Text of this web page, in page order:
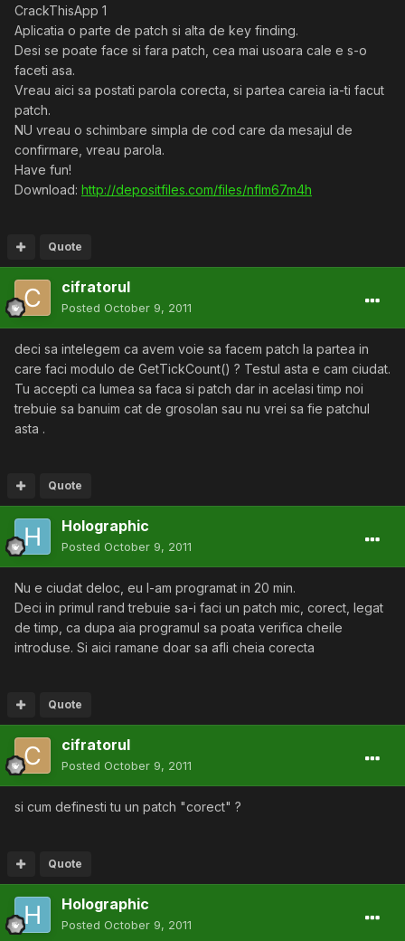
CrackThisApp 1
Aplicatia o parte de patch si alta de key finding.
Desi se poate face si fara patch, cea mai usoara cale e s-o
faceti asa.
Vreau aici sa postati parola corecta, si partea careia ia-ti facut
patch.
NU vreau o schimbare simpla de cod care da mesajul de
confirmare, vreau parola.
Have fun!
Download: http://depositfiles.com/files/nflm67m4h
Quote
cifratorul
Posted October 9, 2011
deci sa intelegem ca avem voie sa facem patch la partea in
care faci modulo de GetTickCount() ? Testul asta e cam ciudat.
Tu accepti ca lumea sa faca si patch dar in acelasi timp noi
trebuie sa banuim cat de grosolan sau nu vrei sa fie patchul
asta .
Quote
Holographic
Posted October 9, 2011
Nu e ciudat deloc, eu l-am programat in 20 min.
Deci in primul rand trebuie sa-i faci un patch mic, corect, legat
de timp, ca dupa aia programul sa poata verifica cheile
introduse. Si aici ramane doar sa afli cheia corecta
Quote
cifratorul
Posted October 9, 2011
si cum definesti tu un patch "corect" ?
Quote
Holographic
Posted October 9, 2011